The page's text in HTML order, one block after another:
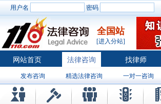
用户名 密码
全国站
[进入分站]
网站首页 法律咨询 找律师
发布咨询 精选法律咨询 一对一咨询
律师排行
孙术校律师对邻
孙术校律师对在
孙术校律师对
孙术校律师对房
孙术校律师 对